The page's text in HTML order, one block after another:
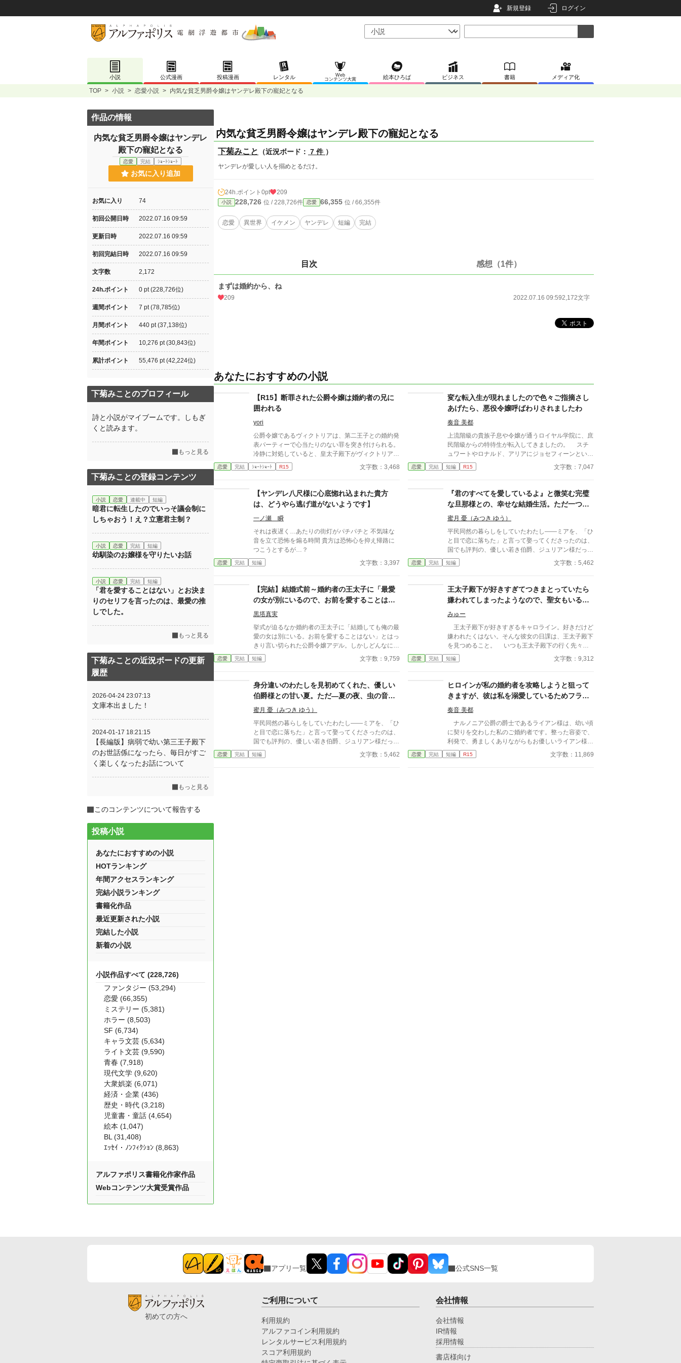
新規登録 ログイン
小説 公式漫画 投稿漫画 レンタル
Web
コンテンツ大賞
絵本ひろば ビジネス 書籍 メディア化
TOP > 小説 > 恋愛小説 > 内気な貧乏男爵令嬢はヤンデレ殿下の寵妃となる
内気な貧乏男爵令嬢はヤンデレ殿下の寵妃となる
下菊みこと （近況ボード： 7 件 ）
ヤンデレが愛しい人を搦めとるだけ。
24h.ポイント 0pt 209
小説 228,726 位 / 228,726件 恋愛 66,355 位 / 66,355件
恋愛 異世界 イケメン ヤンデレ 短編 完結
目次 感想（1件）
まずは婚約から、ね
209 2022.07.16 09:592,172文字
あなたにおすすめの小説
【R15】断罪された公爵令嬢は婚約者の兄に
囲われる
yori
公爵令嬢であるヴィクトリアは、第二王子との婚約発
表パーティーで心当たりのない罪を突き付けられる。
冷静に対処していると、皇太子殿下がヴィクトリアを
助けてくれて……？ ちょろインが好みのイケメンヒ
ーローにデレデレする、サクッと読めちゃう3000字
ていたらいいな。でも多分ぬるめのヤンデレ。
恋愛 完結 ｼｮｰﾄｼｮｰﾄ R15 文字数：3,468
変な転入生が現れましたので色々ご指摘さし
あげたら、悪役令嬢呼ばわりされましたわ
奏音 美都
上流階級の貴族子息や令嬢が通うロイヤル学院に、庶
民階級からの特待生が転入してきましたの。 スチ
ュワートやロナルド、アリアにジョセフィーンといっ
た名前が並ぶ中……ハルコだなんて、おかしな
恋愛 完結 短編 R15 文字数：7,047
【ヤンデレ八尺様に心底惚れ込まれた貴方
は、どうやら逃げ道がないようです】
一ノ瀬 瞬
それは夜遅く…あたりの街灯がパチパチと 不気味な
音を立て恐怖を煽る時間 貴方は恐怖心を抑え帰路に
つこうとするが…？
恋愛 完結 短編 文字数：3,397
『君のすべてを愛しているよ』と微笑む完璧
な旦那様との、幸せな結婚生活。ただ一つ
——わたしたちの『思い出』だけが、どうし
蜜月 憂（みつき ゆう）
平民同然の暮らしをしていたわたし――ミアを、「ひ
と目で恋に落ちた」と言って娶ってくださったのは、
国でも評判の、優しい若き伯爵、ジュリアン様だっ
た。 彼はわたしのどんな些細な言葉も、笑い方も、
ぜんぶ覚えていて、蕩けるように甘やかしてくれる。
だ一つ。夏の夜、庭の鈴虫の音に耳を澄ませると、そ
の音に混じって、聞こえてくるのです。 数年前の、
まだ彼と出会う前の、"昔のわたしの声"が。笑い声
も、寝言も、名前を呼ぶ声さえ。 ねえ、ジュリアン
様。あなたは、わたしの、何を、集めているの。 ※
二人にとっては、最初から最後までハッピーエンドで
す。 ※ほの暗いホラー風味（人間の狂気・執着）が
ありますが、ヒロインは絶対に傷つかず、溺愛されて
幸せなままの物語です。幽霊やお化けは出ません。
恋愛 完結 短編 文字数：5,462
【完結】結婚式前～婚約者の王太子に「最愛
の女が別にいるので、お前を愛することはな
い」と言われました～
黒塔真実
挙式が迫るなか婚約者の王太子に「結婚しても俺の最
愛の女は別にいる。お前を愛することはない」とはっ
きり言い切られた公爵令嬢アデル。しかしどんなに婚
約者としてないがしろにされても女性としての誇りを
傷つけられても彼女は平気だった。なぜなら大切な
卒業ダンスパーティーの夜、アデルはかつてない、世
にも酷い仕打ちを受けるのだった―― ※神視点。■
なろうにも別タイトルで重複投稿←【ジャンル日間4
位】。
恋愛 完結 短編 文字数：9,759
王太子殿下が好きすぎてつきまとっていたら
嫌われてしまったようなので、聖女もいるこ
とだし悪役令嬢の私は退散することにしまし
みゅー
王太子殿下が好きすぎるキャロライン。好きだけど
嫌われたくはない。そんな彼女の日課は、王太子殿下
を見つめること。 いつも王太子殿下の行く先々に
出没して王太子殿下を見つめていたが、ついにそんな
生活が終わるときが来る。 聖女が現れたのだ。そ
世界に転生していてそこで悪役令嬢だったことを思い
出す。 王太子殿下に嫌われたくはないキャロライ
ンは、王太子殿下の前から姿を消すことにした。そん
恋愛 完結 短編 文字数：9,312
身分違いのわたしを見初めてくれた、優しい
伯爵様との甘い夏。ただ—夏の夜、虫の音に
混じって聞こえるのは、どうして"昔のわたし
蜜月 憂（みつき ゆう）
平民同然の暮らしをしていたわたし――ミアを、「ひ
と目で恋に落ちた」と言って娶ってくださったのは、
国でも評判の、優しい若き伯爵、ジュリアン様だっ
た。 彼はわたしのどんな些細な言葉も、笑い方も、
ぜんぶ覚えていて、蕩けるように甘やかしてくれる。
恋愛 完結 短編 文字数：5,462
ヒロインが私の婚約者を攻略しようと狙って
きますが、彼は私を溺愛しているためフラグ
をことごとく叩き破ります
奏音 美都
ナルノニア公爵の爵士であるライアン様は、幼い頃
に契りを交わした私のご婚約者です。整った容姿で、
利発で、勇ましくありながらもお優しいライアン様
を、私はご婚約者として紹介されたその日から好きに
なり、ずっとお慕いし、彼の妻として恥ずかしくない
恋愛 完結 短編 R15 文字数：11,869
作品の情報
内気な貧乏男爵令嬢はヤンデレ
殿下の寵妃となる
恋愛 完結 ｼｮｰﾄｼｮｰﾄ
お気に入り追加
お気に入り 74
初回公開日時 2022.07.16 09:59
更新日時 2022.07.16 09:59
初回完結日時 2022.07.16 09:59
文字数 2,172
24h.ポイント 0 pt (228,726位)
週間ポイント 7 pt (78,785位)
月間ポイント 440 pt (37,138位)
年間ポイント 10,276 pt (30,843位)
累計ポイント 55,476 pt (42,224位)
下菊みことのプロフィール
詩と小説がマイブームです。しもぎ
くと読みます。
もっと見る
下菊みことの登録コンテンツ
小説 恋愛 連載中 短編
暗君に転生したのでいっそ議会制に
しちゃおう！え？立憲君主制？
小説 恋愛 完結 短編
幼馴染のお嬢様を守りたいお話
小説 恋愛 完結 短編
「君を愛することはない」とお決ま
りのセリフを言ったのは、最愛の推
しでした。
もっと見る
下菊みことの近況ボードの更新
履歴
2026-04-24 23:07:13
文庫本出ました！
2024-01-17 18:21:15
【長編版】病弱で幼い第三王子殿下
のお世話係になったら、毎日がすご
く楽しくなったお話について
もっと見る
このコンテンツについて報告する
投稿小説
あなたにおすすめの小説
HOTランキング
年間アクセスランキング
完結小説ランキング
書籍化作品
最近更新された小説
完結した小説
新着の小説
小説作品すべて (228,726)
ファンタジー (53,294)
恋愛 (66,355)
ミステリー (5,381)
ホラー (8,503)
SF (6,734)
キャラ文芸 (5,634)
ライト文芸 (9,590)
青春 (7,918)
現代文学 (9,620)
大衆娯楽 (6,071)
経済・企業 (436)
歴史・時代 (3,218)
児童書・童話 (4,654)
絵本 (1,047)
BL (31,408)
ｴｯｾｲ・ﾉﾝﾌｨｸｼｮﾝ (8,863)
アルファポリス書籍化作家作品
Webコンテンツ大賞受賞作品
アプリ一覧 公式SNS一覧
初めての方へ
ご利用について
利用規約
アルファコイン利用規約
レンタルサービス利用規約
スコア利用規約
会社情報
会社情報
IR情報
採用情報
書店様向け